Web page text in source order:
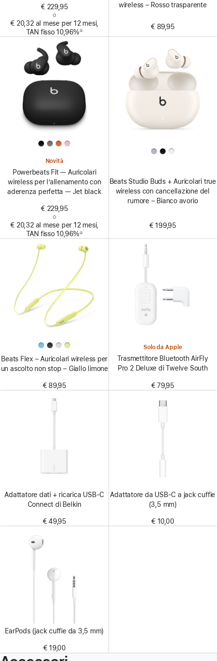
€ 229,95
o
€ 20,32 al mese per 12 mesi,
TAN fisso 10,96%
Nota
①
wireless – Rosso trasparente
€ 89,95
Novità
Powerbeats Fit — Auricolari
wireless per l’allenamento con
aderenza perfetta — Jet black
€ 229,95
o
€ 20,32 al mese per 12 mesi,
TAN fisso 10,96%
Nota
①
Beats Studio Buds + Auricolari true
wireless con cancellazione del
rumore – Bianco avorio
€ 199,95
Beats Flex – Auricolari wireless per
un ascolto non stop – Giallo limone
€ 89,95
Solo da Apple
Trasmettitore Bluetooth AirFly
Pro 2 Deluxe di Twelve South
€ 79,95
Adattatore dati + ricarica USB‑C
Connect di Belkin
€ 49,95
Adattatore da USB-C a jack cuffie
(3,5 mm)
€ 10,00
EarPods (jack cuffie da 3,5 mm)
€ 19,00